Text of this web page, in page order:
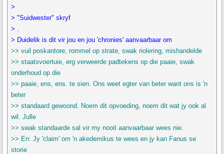
>
> "Suidwester" skryf
> .
> Duidelik is dit vir jou en jou 'chronies' aanvaarbaar om
>> vuil poskantore, rommel op strate, swak riolering, mishandelde
>> staatsvoertuie, erg verweerde padtekens op die paaie, swak
onderhoud op die
>> paaie, ens, ens. te sien. Ons weet egter van beter want ons is 'n
beter
>> standaard gewoond. Noem dit opvoeding, noem dit wat jy ook al
wil. Julle
>> swak standaarde sal vir my nooit aanvaarbaar wees nie.
>> En: Jy 'claim' om 'n akedemikus te wees en jy kan Fanus se
storie